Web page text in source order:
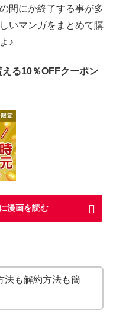
間にか終了する事が多
いマンガをまとめて購
♪
る10％OFFクーポン
漫画を読む
法も解約方法も簡